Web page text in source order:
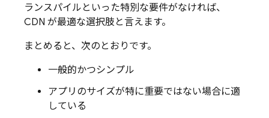
ランスパイルといった特別な要件がなければ、
CDN が最適な選択肢と言えます。
まとめると、次のとおりです。
一般的かつシンプル
アプリのサイズが特に重要ではない場合に適
している